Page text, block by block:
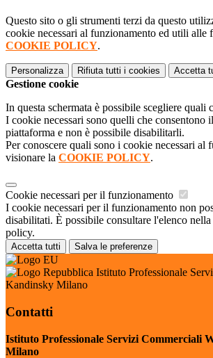
Questo sito o gli strumenti terzi da questo
cookie necessari al funzionamento ed utili alle
COOKIE POLICY.
Personalizza Rifiuta tutti i cookies Accetta
Gestione cookie
In questa schermata è possibile scegliere quali
I cookie necessari sono quelli che consentono
piattaforma e non è possibile disabilitarli.
Per conoscere quali sono i cookie necessari al
visionare la COOKIE POLICY.
Cookie necessari per il funzionamento
I cookie necessari per il funzionamento non
disabilitati. È possibile consultare l'elenco
policy.
Accetta tutti Salva le preferenze
Istituto Professionale
Kandinsky Milano
Contatti
Istituto Professionale Servizi Commerciali
Milano